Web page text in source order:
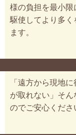
様の負担を最小
駆使してより多く
ます。
「遠方から現地
が取れない」そ
のでご安心くださ